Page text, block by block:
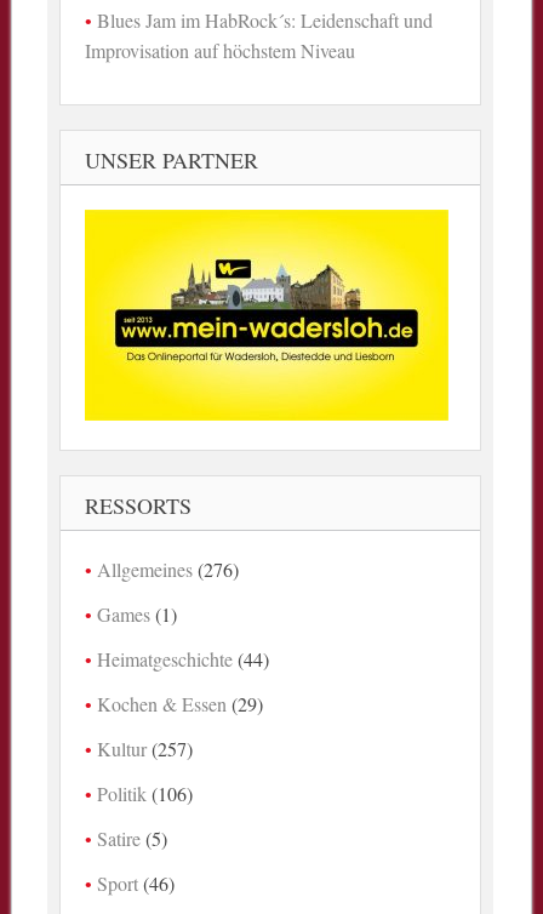
Blues Jam im HabRock´s: Leidenschaft und
Improvisation auf höchstem Niveau
UNSER PARTNER
RESSORTS
Allgemeines(276)
Games(1)
Heimatgeschichte(44)
Kochen & Essen (29)
Kultur(257)
Politik (106)
Satire(5)
Sport(46)